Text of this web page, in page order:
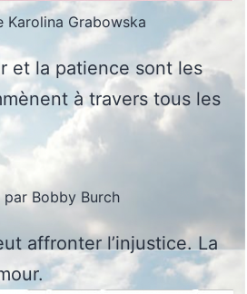
Karolina Grabowska
et la patience sont les
à travers tous les
par Bobby Burch
affronter l’injustice. La